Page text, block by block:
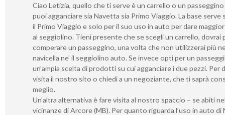
Ciao Letizia, quello che ti serve è un carrello o un passeggino
puoi agganciare sia Navetta sia Primo Viaggio. La base serve
il Primo Viaggio e solo per il suo uso in auto per dare
al seggiolino. Tieni presente che se scegli un carrello, dovrai
comperare un passeggino, una volta che non utilizzerai più
navicella ne’ il seggiolino auto. Se invece opti per un
un’ampia scelta di prodotti su cui agganciare i due pezzi. Per
visita il nostro sito o chiedi a un negoziante, che ti saprà
meglio.
Un’altra alternativa è fare visita al nostro spaccio – se abiti
vicinanze di Arcore (MB). Per quanto riguarda l’uso in auto di